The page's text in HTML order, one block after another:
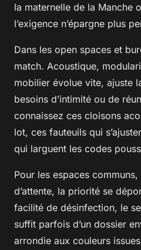
la maternelle de la Manche
l’exigence n’épargne plus
Dans les open spaces et
match. Acoustique,
mobilier évolue vite, ajuste
besoins d’intimité ou de
connaissez ces cloisons
lot, ces fauteuils qui
qui larguent les codes
Pour les espaces
d’attente, la priorité se
facilité de désinfection, le
suffit parfois d’un dossier
arrondie aux couleurs